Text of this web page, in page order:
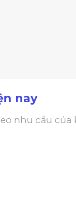
nay
nhu cầu của